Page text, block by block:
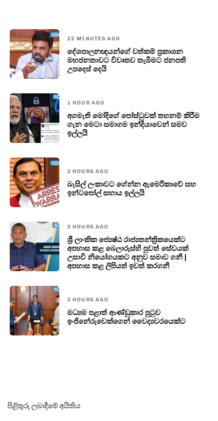
22 MINUTES AGO
දේශපාලනඥයන්ගේ වත්කම් ප්‍රකාශන
මහජනතාවට විවෘතව තැබීමට ජනපති
උපදෙස් දෙයි
1 HOUR AGO
අගමැති මෝදිගේ පෝස්ටුවක් තහනම් කිරීම
ගැන මෙටා සමාගම ඉන්දියාවෙන් සමව
ඉල්ලයි
2 HOURS AGO
බැසිල් ලංකාවට ගේන්න ඇමෙරිකාවේ සහ
ඉන්ටපෝල් සහාය ඉල්ලයි
2 HOURS AGO
ශ්‍රී ලාංකික ජ්‍යෙෂ්ඨ රාජ්‍යතන්ත්‍රිකයෙක්ට
අපහාස කළ බෙලාරුස්හි පුවත් සේවයක්
උසාවි නියෝගයකට අනුව සමාව ගනී |
අපහාස කළ ලිපියත් ඉවත් කරගනී
3 HOURS AGO
මධ්‍යම පළාත් ආණ්ඩුකාර පුටුව
ඉංජිනේරුවෙක්ගෙන් වෛද්‍යවරයෙක්ට
පිළිතුරු ලබාදීමේ අයිතිය